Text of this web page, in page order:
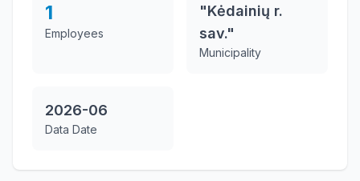
1
Employees
"Kėdainių r.
sav."
Municipality
2026-06
Data Date